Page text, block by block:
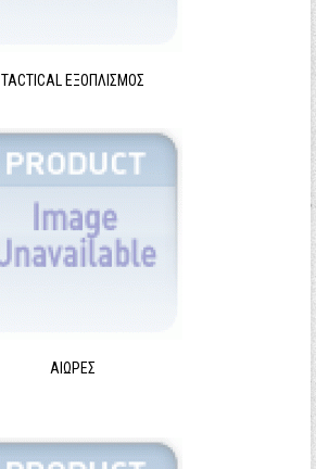
TACTICAL ΕΞΟΠΛΙΣΜΌΣ
ΑΙΩΡΕΣ